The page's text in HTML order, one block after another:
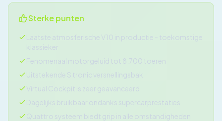
Sterke punten
Laatste atmosferische V10 in productie - toekomstige
klassieker
Fenomenaal motorgeluid tot 8.700 toeren
Uitstekende S tronic versnellingsbak
Virtual Cockpit is zeer geavanceerd
Dagelijks bruikbaar ondanks supercarprestaties
Quattro systeem biedt grip in alle omstandigheden